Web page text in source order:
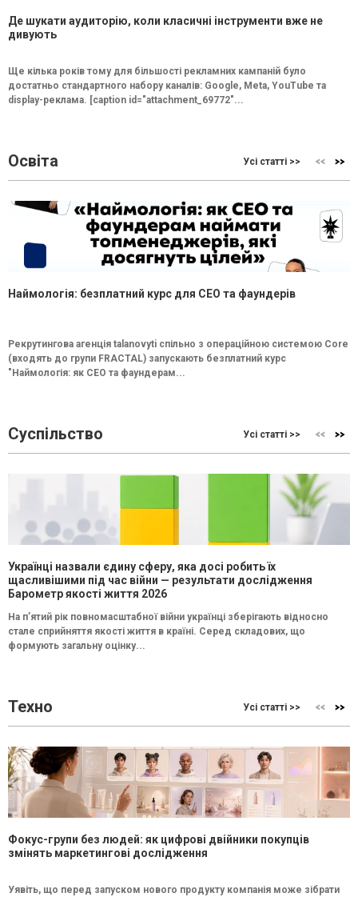
Де шукати аудиторію, коли класичні інструменти вже не
дивують
Ще кілька років тому для більшості рекламних кампаній було
достатньо стандартного набору каналів: Google, Meta, YouTube та
display-реклама. [caption id="attachment_69772"...
Освіта Усі статті >>
Наймологія: безплатний курс для CEO та фаундерів
Рекрутингова агенція talanovyti спільно з операційною системою Core
(входять до групи FRACTAL) запускають безплатний курс
"Наймологія: як СEO та фаундерам...
Суспільство Усі статті >>
Українці назвали єдину сферу, яка досі робить їх
щасливішими під час війни — результати дослідження
Барометр якості життя 2026
На п’ятий рік повномасштабної війни українці зберігають відносно
стале сприйняття якості життя в країні. Серед складових, що
формують загальну оцінку...
Техно Усі статті >>
Фокус-групи без людей: як цифрові двійники покупців
змінять маркетингові дослідження
Уявіть, що перед запуском нового продукту компанія може зібрати